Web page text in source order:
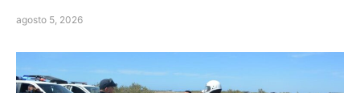
agosto 5, 2026